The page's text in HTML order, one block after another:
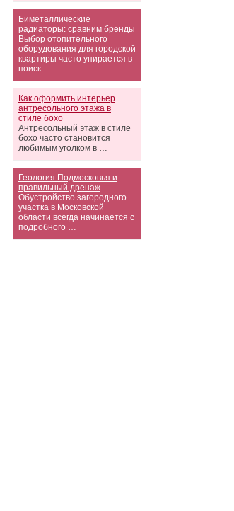
Биметаллические
радиаторы: сравним бренды
Выбор отопительного
оборудования для городской
квартиры часто упирается в
поиск …
Как оформить интерьер
антресольного этажа в
стиле бохо
Антресольный этаж в стиле
бохо часто становится
любимым уголком в …
Геология Подмосковья и
правильный дренаж
Обустройство загородного
участка в Московской
области всегда начинается с
подробного …